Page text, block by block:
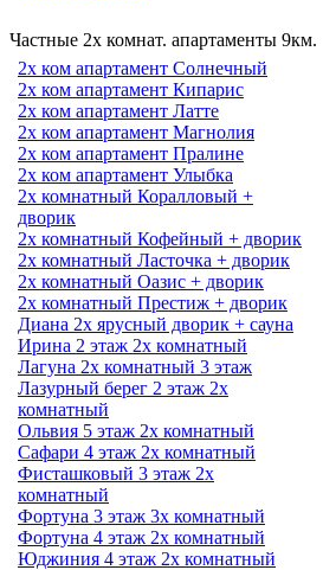
Частные 2х комнат. апартаменты 9км.
2х ком апартамент Солнечный
2х ком апартамент Кипарис
2х ком апартамент Латте
2х ком апартамент Магнолия
2х ком апартамент Пралине
2х ком апартамент Улыбка
2х комнатный Коралловый +
дворик
2х комнатный Кофейный + дворик
2х комнатный Ласточка + дворик
2х комнатный Оазис + дворик
2х комнатный Престиж + дворик
Диана 2х ярусный дворик + сауна
Ирина 2 этаж 2х комнатный
Лагуна 2х комнатный 3 этаж
Лазурный берег 2 этаж 2х
комнатный
Ольвия 5 этаж 2х комнатный
Сафари 4 этаж 2х комнатный
Фисташковый 3 этаж 2х
комнатный
Фортуна 3 этаж 3х комнатный
Фортуна 4 этаж 2х комнатный
Юджиния 4 этаж 2х комнатный